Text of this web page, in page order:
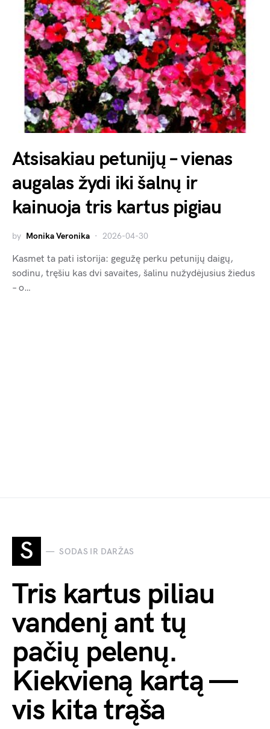
Atsisakiau petunijų – vienas
augalas žydi iki šalnų ir
kainuoja tris kartus pigiau
by Monika Veronika 2026-04-30
Kasmet ta pati istorija: gegužę perku petunijų daigų,
sodinu, tręšiu kas dvi savaites, šalinu nužydėjusius žiedus
– o…
S SODAS IR DARŽAS
Tris kartus piliau
vandenį ant tų
pačių pelenų.
Kiekvieną kartą —
vis kita trąša